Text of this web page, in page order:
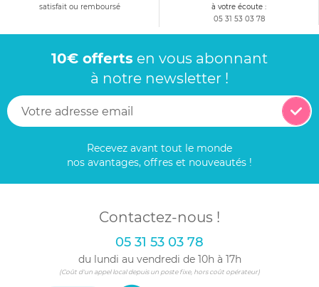
satisfait ou remboursé
à votre écoute :
05 31 53 03 78
10€ offerts en vous abonnant
à notre newsletter !
Recevez avant tout le monde
nos avantages, offres et nouveautés !
Contactez-nous !
05 31 53 03 78
du lundi au vendredi de 10h à 17h
(Coût d'un appel local depuis un poste fixe, hors coût opérateur)